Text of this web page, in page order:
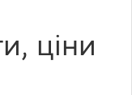
ціни